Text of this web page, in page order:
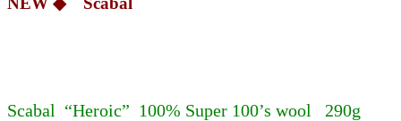
Scabal “Heroic” 100% Super 100’s wool 290g